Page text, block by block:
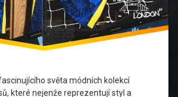
světa módních kolekcí
které nejenže reprezentují styl a